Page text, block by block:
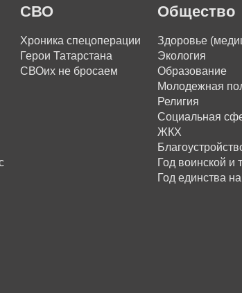
СВО
Хроника спецоперации
Герои Татарстана
СВОих не бросаем
Общество
Здоровье
Экология
Образование
Молодежная
Религия
Социальная
ЖКХ
Год воинской и
Год единства